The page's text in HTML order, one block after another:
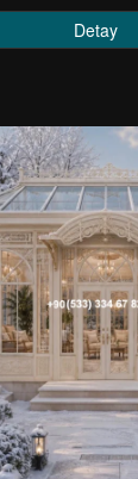
Detay